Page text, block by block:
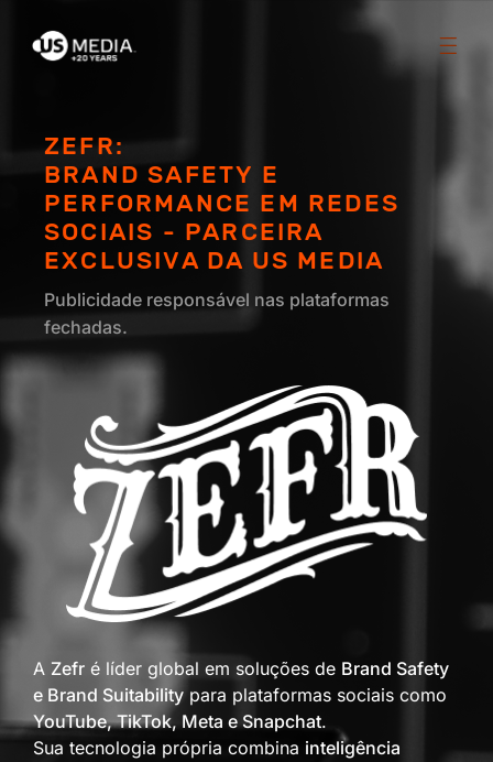
ZEFR:
BRAND SAFETY E
PERFORMANCE EM REDES
SOCIAIS - PARCEIRA
EXCLUSIVA DA US MEDIA
Publicidade responsável nas plataformas
fechadas.
A Zefr é líder global em soluções de Brand Safety
e Brand Suitability para plataformas sociais como
YouTube, TikTok, Meta e Snapchat.
Sua tecnologia própria combina inteligência